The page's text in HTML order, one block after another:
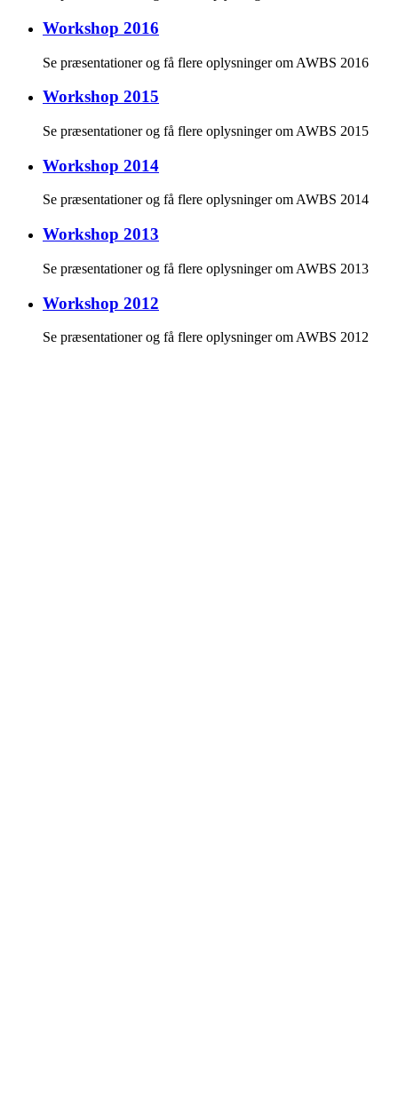
Workshop 2016
Se præsentationer og få flere oplysninger om AWBS 2016
Workshop 2015
Se præsentationer og få flere oplysninger om AWBS 2015
Workshop 2014
Se præsentationer og få flere oplysninger om AWBS 2014
Workshop 2013
Se præsentationer og få flere oplysninger om AWBS 2013
Workshop 2012
Se præsentationer og få flere oplysninger om AWBS 2012